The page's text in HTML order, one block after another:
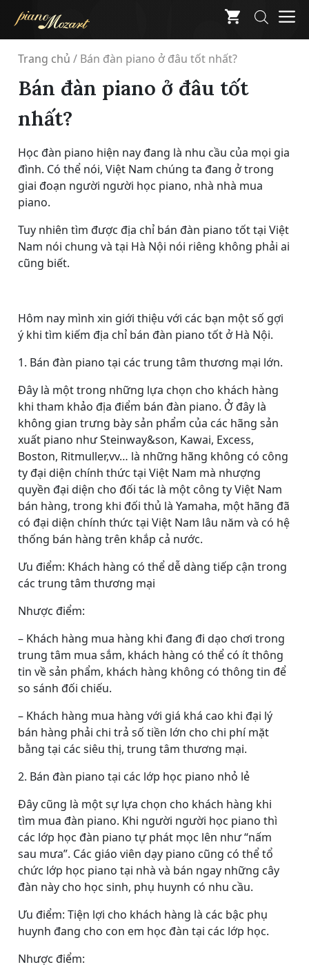
content
Trang chủ / Bán đàn piano ở đâu tốt nhất?
Bán đàn piano ở đâu tốt
nhất?
Học đàn piano hiện nay đang là nhu cầu của mọi gia
đình. Có thể nói, Việt Nam chúng ta đang ở trong
giai đoạn người người học piano, nhà nhà mua
piano.
Tuy nhiên tìm được địa chỉ bán đàn piano tốt tại Việt
Nam nói chung và tại Hà Nội nói riêng không phải ai
cũng biết.
Hôm nay mình xin giới thiệu với các bạn một số gợi
ý khi tìm kiếm địa chỉ bán đàn piano tốt ở Hà Nội.
1. Bán đàn piano tại các trung tâm thương mại lớn.
Đây là một trong những lựa chọn cho khách hàng
khi tham khảo địa điểm bán đàn piano. Ở đây là
không gian trưng bày sản phẩm của các hãng sản
xuất piano như Steinway&son, Kawai, Excess,
Boston, Ritmuller,vv… là những hãng không có công
ty đại diện chính thức tại Việt Nam mà nhượng
quyền đại diện cho đối tác là một công ty Việt Nam
bán hàng, trong khi đối thủ là Yamaha, một hãng đã
có đại diện chính thức tại Việt Nam lâu năm và có hệ
thống bán hàng trên khắp cả nước.
Ưu điểm: Khách hàng có thể dễ dàng tiếp cận trong
các trung tâm thương mại
Nhược điểm:
– Khách hàng mua hàng khi đang đi dạo chơi trong
trung tâm mua sắm, khách hàng có thể có ít thông
tin về sản phẩm, khách hàng không có thông tin để
so sánh đối chiếu.
– Khách hàng mua hàng với giá khá cao khi đại lý
bán hàng phải chi trả số tiền lớn cho chi phí mặt
bằng tại các siêu thị, trung tâm thương mại.
2. Bán đàn piano tại các lớp học piano nhỏ lẻ
Đây cũng là một sự lựa chọn cho khách hàng khi
tìm mua đàn piano. Khi người người học piano thì
các lớp học đàn piano tự phát mọc lên như “nấm
sau mưa”. Các giáo viên dạy piano cũng có thể tổ
chức lớp học piano tại nhà và bán ngay những cây
đàn này cho học sinh, phụ huynh có nhu cầu.
Ưu điểm: Tiện lợi cho khách hàng là các bậc phụ
huynh đang cho con em học đàn tại các lớp học.
Nhược điểm: